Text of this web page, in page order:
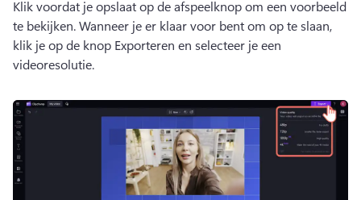
Klik voordat je opslaat op de afspeelknop om een voorbeeld
te bekijken. Wanneer je er klaar voor bent om op te slaan,
klik je op de knop Exporteren en selecteer je een
videoresolutie.